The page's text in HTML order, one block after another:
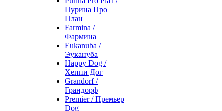
Пурина Про
План
Farmina /
Фармина
Eukanuba /
Эукануба
Happy Dog /
Хеппи Дог
Grandorf /
Грандорф
Premier / Премьер
Dog